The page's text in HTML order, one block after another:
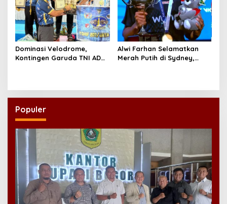
Dominasi Velodrome,
Kontingen Garuda TNI AD
Alwi Farhan Selamatkan
Merah Putih di Sydney,
Populer